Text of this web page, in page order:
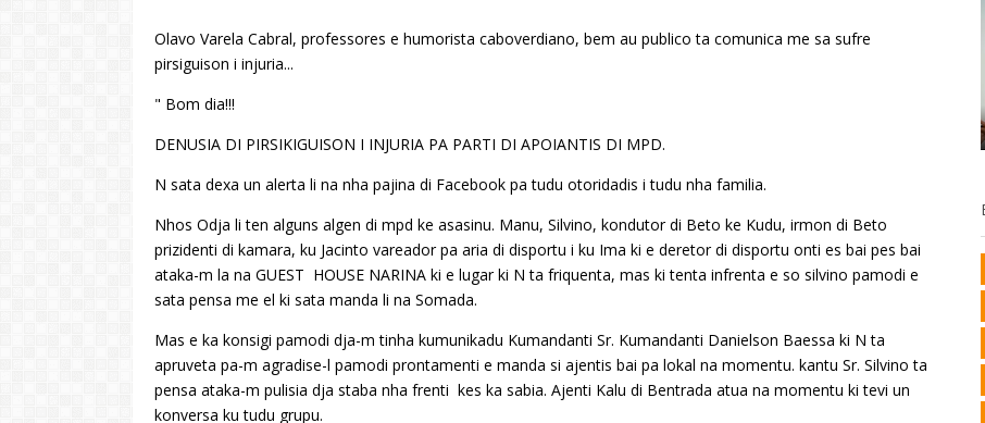
Olavo Varela Cabral, professores e humorista caboverdiano, bem au publico ta comunica me sa sufre
pirsiguison i injuria...
" Bom dia!!!
DENUSIA DI PIRSIKIGUISON I INJURIA PA PARTI DI APOIANTIS DI MPD.
N sata dexa un alerta li na nha pajina di Facebook pa tudu otoridadis i tudu nha familia.
Nhos Odja li ten alguns algen di mpd ke asasinu. Manu, Silvino, kondutor di Beto ke Kudu, irmon di Beto
prizidenti di kamara, ku Jacinto vareador pa aria di disportu i ku Ima ki e deretor di disportu onti es bai pes bai
ataka-m la na GUEST HOUSE NARINA ki e lugar ki N ta friquenta, mas ki tenta infrenta e so silvino pamodi e
sata pensa me el ki sata manda li na Somada.
Mas e ka konsigi pamodi dja-m tinha kumunikadu Kumandanti Sr. Kumandanti Danielson Baessa ki N ta
apruveta pa-m agradise-l pamodi prontamenti e manda si ajentis bai pa lokal na momentu. kantu Sr. Silvino ta
pensa ataka-m pulisia dja staba nha frenti kes ka sabia. Ajenti Kalu di Bentrada atua na momentu ki tevi un
konversa ku tudu grupu.